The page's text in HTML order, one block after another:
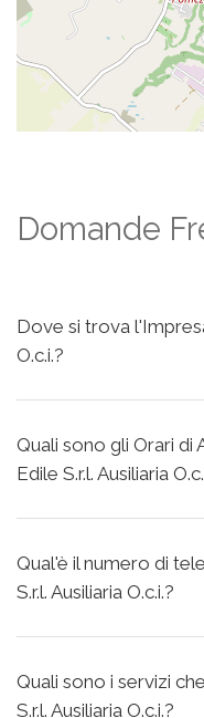
Domande
Dove si trova
O.c.i.?
Quali sono gli Orari di
Edile S.r.l. Ausiliaria
Qual'è il numero di
S.r.l. Ausiliaria O.c.i.?
Quali sono i servizi
S.r.l. Ausiliaria O.c.i.?